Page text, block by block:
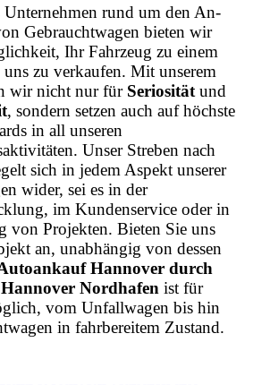
Unternehmen rund um den An-
Gebrauchtwagen bieten wir
Ihr Fahrzeug zu einem
uns zu verkaufen. Mit unserem
wir nicht nur für Seriosität und
, sondern setzen auch auf höchste
in all unseren
Unser Streben nach
sich in jedem Aspekt unserer
wider, sei es in der
im Kundenservice oder in
von Projekten. Bieten Sie uns
an, unabhängig von dessen
Hannover durch
Nordhafen ist für
vom Unfallwagen bis hin
in fahrbereitem Zustand.